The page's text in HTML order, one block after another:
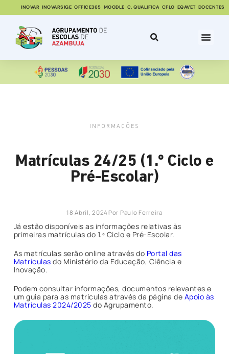
INOVAR INOVARSIGE OFFICE365 MOODLE C. QUALIFICA CFLO EQAVET DOCENTES
INFORMAÇÕES
Matrículas 24/25 (1.º Ciclo e
Pré-Escolar)
18 Abril, 2024Por Paulo Ferreira
Já estão disponíveis as informações relativas às
primeiras matrículas do 1.º Ciclo e Pré-Escolar.
As matrículas serão online através do Portal das
Matrículas do Ministério da Educação, Ciência e
Inovação.
Podem consultar informações, documentos relevantes e
um guia para as matrículas através da página de Apoio às
Matrículas 2024/2025 do Agrupamento.